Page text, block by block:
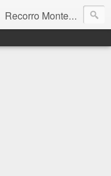
Recorro Montevideo y el mundo. Fotos e historias de aquí y allá.